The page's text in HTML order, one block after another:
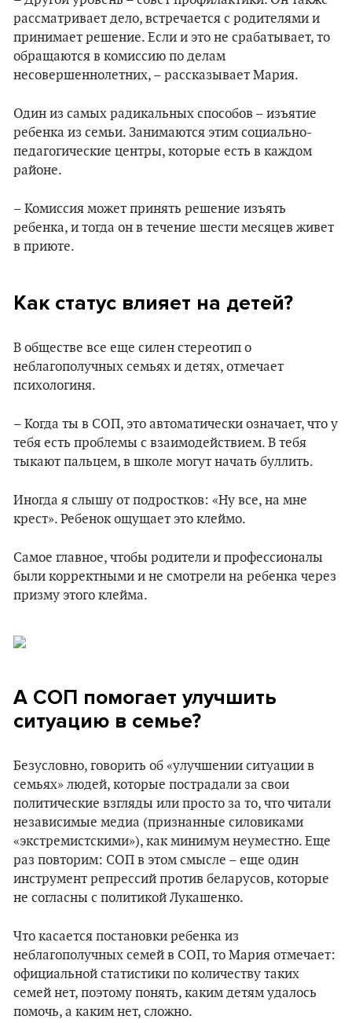
рассматривает дело, встречается с родителями и
принимает решение. Если и это не срабатывает, то
обращаются в комиссию по делам
несовершеннолетних, – рассказывает Мария.
Один из самых радикальных способов – изъятие
ребенка из семьи. Занимаются этим социально-
педагогические центры, которые есть в каждом
районе.
– Комиссия может принять решение изъять
ребенка, и тогда он в течение шести месяцев живет
в приюте.
Как статус влияет на детей?
В обществе все еще силен стереотип о
неблагополучных семьях и детях, отмечает
психологиня.
– Когда ты в СОП, это автоматически означает, что у
тебя есть проблемы с взаимодействием. В тебя
тыкают пальцем, в школе могут начать буллить.
Иногда я слышу от подростков: «Ну все, на мне
крест». Ребенок ощущает это клеймо.
Самое главное, чтобы родители и профессионалы
были корректными и не смотрели на ребенка через
призму этого клейма.
А СОП помогает улучшить
ситуацию в семье?
Безусловно, говорить об «улучшении ситуации в
семьях» людей, которые пострадали за свои
политические взгляды или просто за то, что читали
независимые медиа (признанные силовиками
«экстремистскими»), как минимум неуместно. Еще
раз повторим: СОП в этом смысле – еще один
инструмент репрессий против беларусов, которые
не согласны с политикой Лукашенко.
Что касается постановки ребенка из
неблагополучных семей в СОП, то Мария отмечает:
официальной статистики по количеству таких
семей нет, поэтому понять, каким детям удалось
помочь, а каким нет, сложно.